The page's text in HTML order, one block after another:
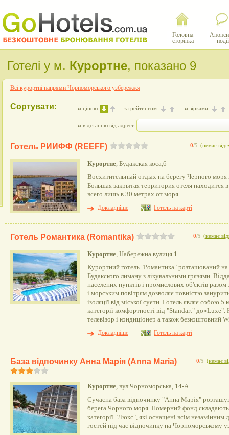
Головна
сторінка
події
Готелі у м. Курортне, показано 9
Всі курортні напрями Чорноморського узбережжя
Сортувати: за ціною за рейтингом за зірками
за відстанню від адреси
0/5 (немає
Готель РИИФФ (REEFF)
Курортне, Будакская коса,6
Восхитительный отдых на берегу Черного
Большая закрытая территория отеля находится
всего лишь в 30 метрах от моря.
Докладніше
Готель на карті
0/5 (немає
Готель Романтика (Romantika)
Курортне, Набережна вулиця 1
Курортний готель "Романтика" розташований
Будакского лиману з лікувальними грязями.
населених пунктів і промислових об'єктів
і морським повітрям дозволяє повністю
ізоляції від міської суєти. Готель являє собою 5
категорії комфортності від "Standart" до»Luxe".
телевізор і кондиціонер а також безкоштовний
Докладніше
Готель на карті
0/5 (немає
База відпочинку Анна Марія (Anna Maria)
Курортне, вул.Чорноморська, 14-А
Сучасна база відпочинку "Анна Марія"
берега Чорного моря. Номерний фонд складають
категорії "Люкс", які оснащені всім
гостей під час відпочинку на Чорноморському